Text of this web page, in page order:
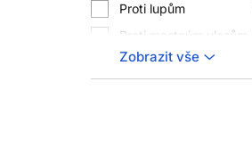
Proti lupům
Proti mastným vlasům
Revitalizace vlasů
Zobrazit vše